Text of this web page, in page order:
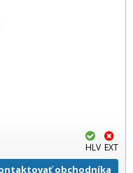
HLV EXT
obchodníka